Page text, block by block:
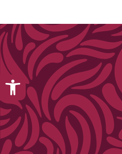
Open toolbar